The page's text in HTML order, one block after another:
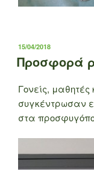
ΔΗΜΟΣΙΕΎΤΗΚΕ
ΣΤΙΣ
15/04/2018
Προσφορά
Γονείς, μαθητές
συγκέντρωσαν
στα